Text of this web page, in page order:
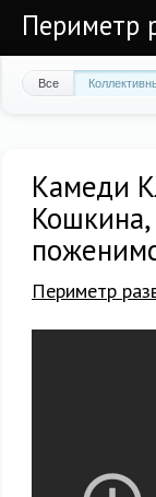
Периметр
Все
Камеди
Периметр